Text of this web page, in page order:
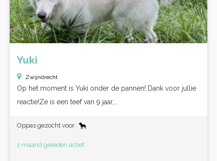
Yuki
Zwijndrecht
Op het moment is Yuki onder de pannen! Dank voor jullie
reactie!Ze is een teef van 9 jaar,...
Oppas gezocht voor:
1 maand geleden actief